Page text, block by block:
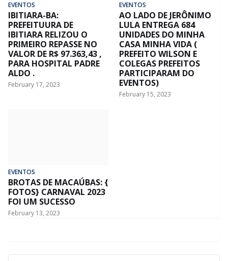
EVENTOS
IBITIARA-BA:
PREFEITUURA DE
IBITIARA RELIZOU O
PRIMEIRO REPASSE NO
VALOR DE R$ 97.363,43 ,
PARA HOSPITAL PADRE
ALDO .
February 17, 2023
EVENTOS
AO LADO DE JERÔNIMO
LULA ENTREGA 684
UNIDADES DO MINHA
CASA MINHA VIDA (
PREFEITO WILSON E
COLEGAS PREFEITOS
PARTICIPARAM DO
EVENTOS)
February 15, 2023
EVENTOS
BROTAS DE MACAÚBAS: {
FOTOS} CARNAVAL 2023
FOI UM SUCESSO
February 13, 2023